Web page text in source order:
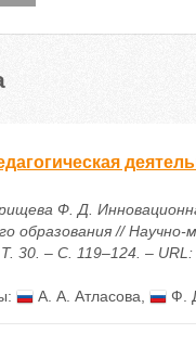
Ф. Д.
образования //
30. – С. 119–124. –
А. А. Атласова Ф.